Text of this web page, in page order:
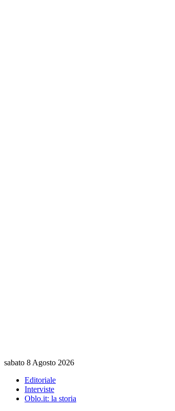
sabato 8 Agosto 2026
Editoriale
Interviste
Oblo.it: la storia